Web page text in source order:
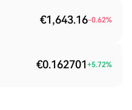
€1,643.16-0.62%
€0.162701 +5.72%